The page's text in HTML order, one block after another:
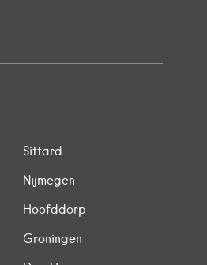
Sittard
Nijmegen
Hoofddorp
Groningen